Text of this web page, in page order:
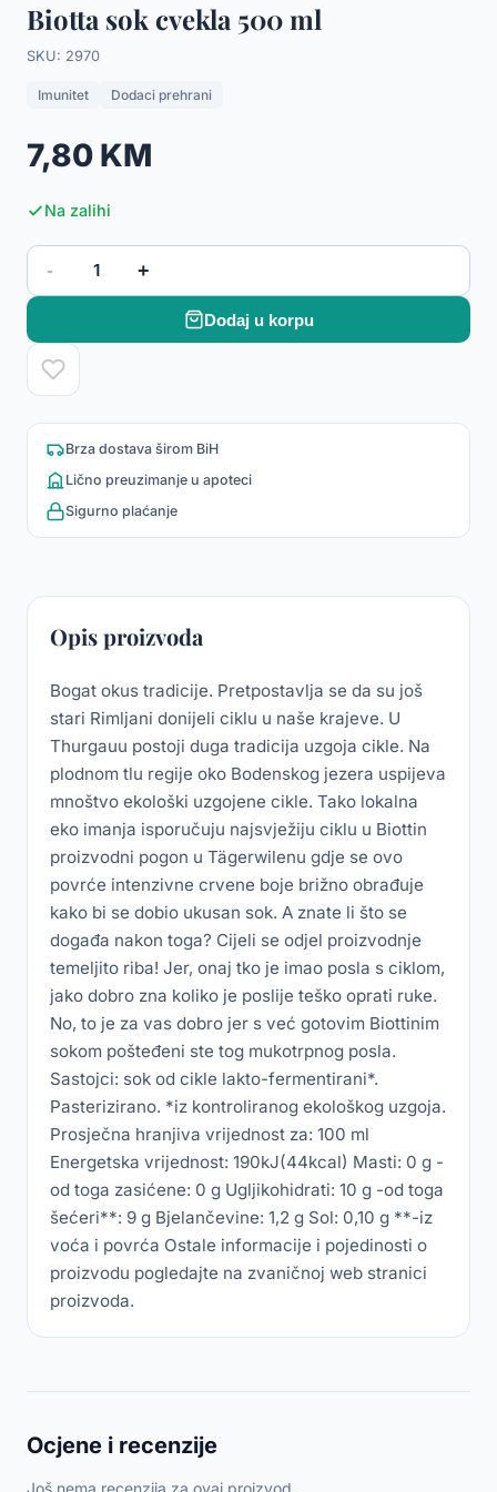
Biotta sok cvekla 500 ml
SKU: 2970
Imunitet Dodaci prehrani
7,80 KM
Na zalihi
- 1 +
Dodaj u korpu
Brza dostava širom BiH
Lično preuzimanje u apoteci
Sigurno plaćanje
Opis proizvoda
Bogat okus tradicije. Pretpostavlja se da su još
stari Rimljani donijeli ciklu u naše krajeve. U
Thurgauu postoji duga tradicija uzgoja cikle. Na
plodnom tlu regije oko Bodenskog jezera uspijeva
mnoštvo ekološki uzgojene cikle. Tako lokalna
eko imanja isporučuju najsvježiju ciklu u Biottin
proizvodni pogon u Tägerwilenu gdje se ovo
povrće intenzivne crvene boje brižno obrađuje
kako bi se dobio ukusan sok. A znate li što se
događa nakon toga? Cijeli se odjel proizvodnje
temeljito riba! Jer, onaj tko je imao posla s ciklom,
jako dobro zna koliko je poslije teško oprati ruke.
No, to je za vas dobro jer s već gotovim Biottinim
sokom pošteđeni ste tog mukotrpnog posla.
Sastojci: sok od cikle lakto-fermentirani*.
Pasterizirano. *iz kontroliranog ekološkog uzgoja.
Prosječna hranjiva vrijednost za: 100 ml
Energetska vrijednost: 190kJ(44kcal) Masti: 0 g -
od toga zasićene: 0 g Ugljikohidrati: 10 g -od toga
šećeri**: 9 g Bjelančevine: 1,2 g Sol: 0,10 g **-iz
voća i povrća Ostale informacije i pojedinosti o
proizvodu pogledajte na zvaničnoj web stranici
proizvoda.
Ocjene i recenzije
Još nema recenzija za ovaj proizvod.